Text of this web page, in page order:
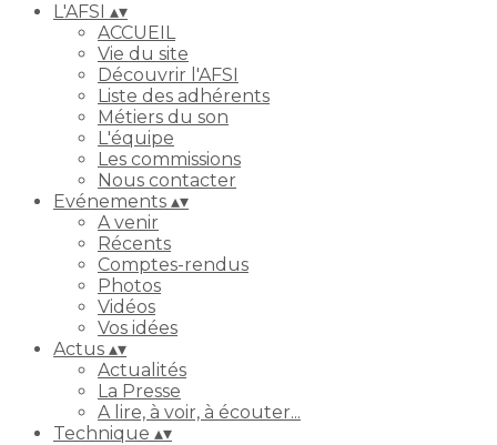
L'AFSI ▴▾
ACCUEIL
Vie du site
Découvrir l'AFSI
Liste des adhérents
Métiers du son
L'équipe
Les commissions
Nous contacter
Evénements ▴▾
A venir
Récents
Comptes-rendus
Photos
Vidéos
Vos idées
Actus ▴▾
Actualités
La Presse
A lire, à voir, à écouter...
Technique ▴▾